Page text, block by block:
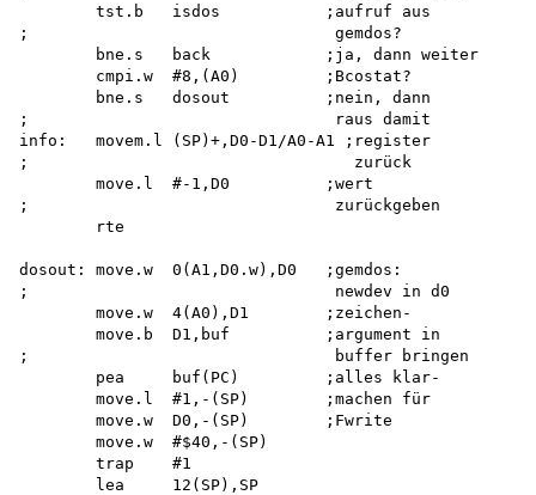
        tst.b   isdos           ;aufruf aus
;                                gemdos?
        bne.s   back            ;ja, dann weiter
        cmpi.w  #8,(A0)         ;Bcostat?
        bne.s   dosout          ;nein, dann
;                                raus damit
info:   movem.l (SP)+,D0-D1/A0-A1 ;register
;                                  zurück
        move.l  #-1,D0          ;wert
;                                zurückgeben
        rte
dosout: move.w  0(A1,D0.w),D0   ;gemdos:
;                                newdev in d0
        move.w  4(A0),D1        ;zeichen-
        move.b  D1,buf          ;argument in
;                                buffer bringen
        pea     buf(PC)         ;alles klar-
        move.l  #1,-(SP)        ;machen für
        move.w  D0,-(SP)        ;Fwrite
        move.w  #$40,-(SP)
        trap    #1
        lea     12(SP),SP